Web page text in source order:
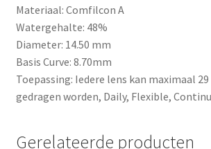
Materiaal: Comfilcon A
Watergehalte: 48%
Diameter: 14.50 mm
Basis Curve: 8.70mm
Toepassing: Iedere lens kan maximaal
gedragen worden, Daily, Flexible,
Gerelateerde producten